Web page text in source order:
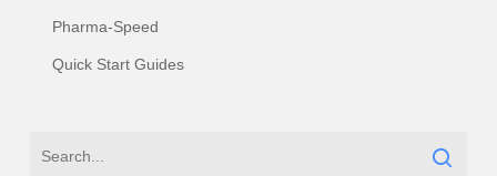
Pharma-Speed
Quick Start Guides